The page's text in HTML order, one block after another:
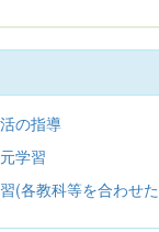
の指導
学習
(各教科等を合わせ